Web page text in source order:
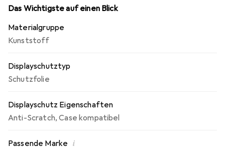
und schmiegt sich wie von selbst an das Display an.
Konstruktion, Zuschnitt und Konfektionierung zu fairen
Löhnen in Deutschland.
Das Wichtigste auf einen Blick
Materialgruppe
Kunststoff
Displayschutztyp
Schutzfolie
Displayschutz Eigenschaften
Anti-Scratch,Case kompatibel
Passende Marke i